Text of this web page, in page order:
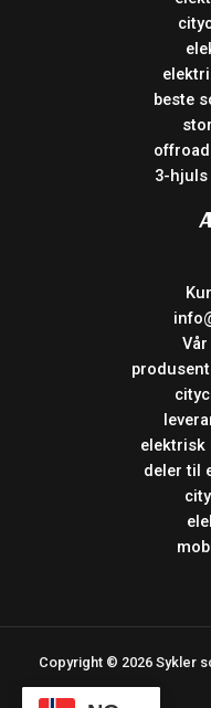
beste
3-
elektrisk
deler til
Copyright © 2026 Sykler